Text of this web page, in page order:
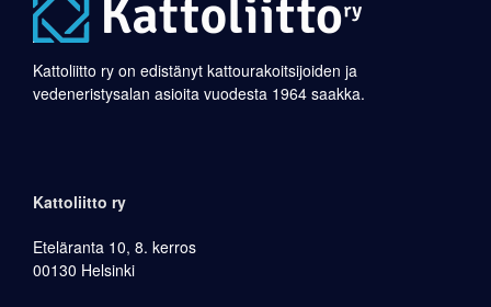
Kattoliitto ry on edistänyt kattourakoitsijoiden ja
vedeneristysalan asioita vuodesta 1964 saakka.
Kattoliitto ry
Eteläranta 10, 8. kerros
00130 Helsinki